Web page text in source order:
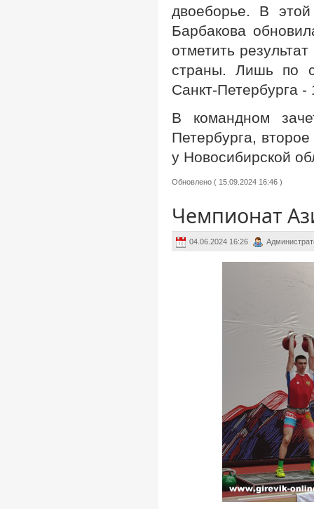
двоеборье. В
Барбакова
отметить
страны. Лишь по
Санкт-Петербурга
В командном
Петербурга,
у Новосибирской
Обновлено ( 15.09.2024 16:46 )
Чемпионат
04.06.2024 16:26